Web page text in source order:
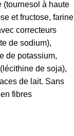
(tournesol à haute
et fructose, farine
correcteurs
de sodium),
de potassium,
de soja),
de lait. Sans
fibres